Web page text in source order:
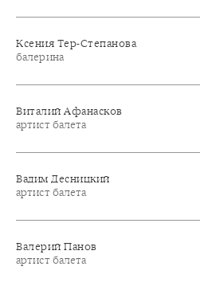
Ксения Тер-Степанова
балерина
Виталий Афанасков
артист балета
Вадим Десницкий
артист балета
Валерий Панов
артист балета